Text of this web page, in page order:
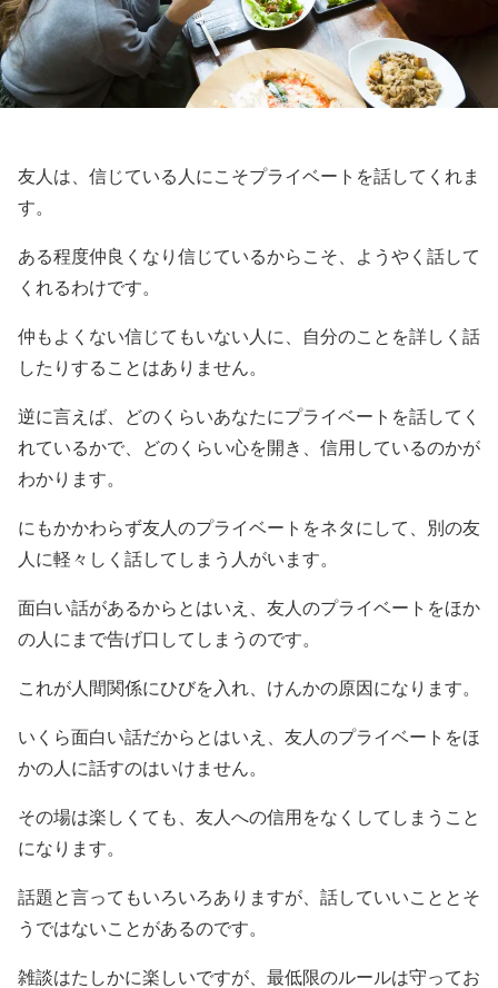
友人は、信じている人にこそプライベートを話してくれま
す。
ある程度仲良くなり信じているからこそ、ようやく話して
くれるわけです。
仲もよくない信じてもいない人に、自分のことを詳しく話
したりすることはありません。
逆に言えば、どのくらいあなたにプライベートを話してく
れているかで、どのくらい心を開き、信用しているのかが
わかります。
にもかかわらず友人のプライベートをネタにして、別の友
人に軽々しく話してしまう人がいます。
面白い話があるからとはいえ、友人のプライベートをほか
の人にまで告げ口してしまうのです。
これが人間関係にひびを入れ、けんかの原因になります。
いくら面白い話だからとはいえ、友人のプライベートをほ
かの人に話すのはいけません。
その場は楽しくても、友人への信用をなくしてしまうこと
になります。
話題と言ってもいろいろありますが、話していいこととそ
うではないことがあるのです。
雑談はたしかに楽しいですが、最低限のルールは守ってお